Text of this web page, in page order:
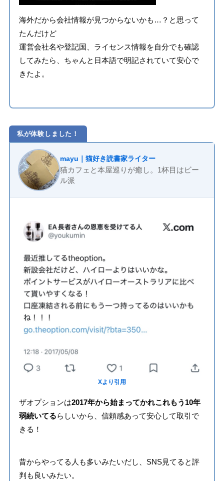
海外だから会社情報が見つからないかも…？と思って
たんだけど
運営会社名や登記国、ライセンス情報を自分でも確認
してみたら、ちゃんと日本語で明記されていて安心で
きたよ。
私が体験しました！
mayu｜猫好き読書家ライター
猫カフェと本屋巡りが癒し。1杯目はビー
ル派
Xより引用
ザオプションは2017年から始まってかれこれもう10年
弱続いてるらしいから、信頼感あって安心して取引で
きる！
昔からやってる人も多いみたいだし、SNS見てると評
判も良いみたい。